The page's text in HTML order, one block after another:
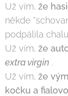
Už vím, že
někde
podpálila
Už vím, že
extra virgin .
Už vím, že
kočku a